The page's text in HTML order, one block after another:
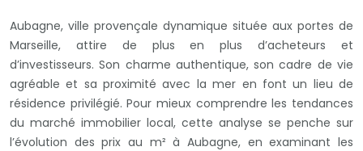
Aubagne, ville provençale dynamique située aux portes de
Marseille, attire de plus en plus d’acheteurs et
d’investisseurs. Son charme authentique, son cadre de vie
agréable et sa proximité avec la mer en font un lieu de
résidence privilégié. Pour mieux comprendre les tendances
du marché immobilier local, cette analyse se penche sur
l’évolution des prix au m² à Aubagne, en examinant les